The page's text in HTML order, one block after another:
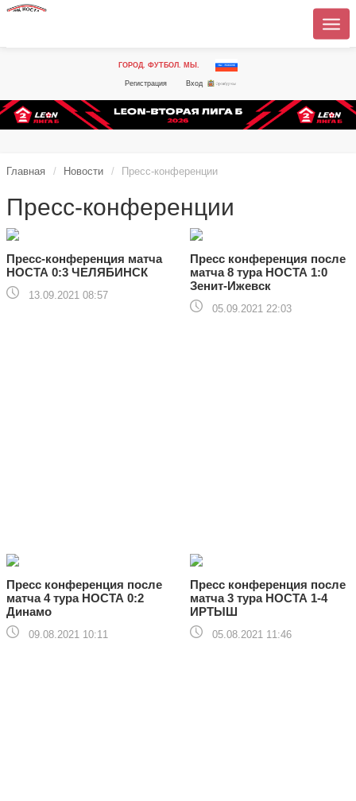
ГОРОД. ФУТБОЛ. МЫ.
Регистрация Вход
Главная Новости Пресс-конференции
Пресс-конференции
Пресс-конференция матча
НОСТА 0:3 ЧЕЛЯБИНСК
13.09.2021 08:57
Пресс конференция после
матча 8 тура НОСТА 1:0
Зенит-Ижевск
05.09.2021 22:03
Пресс конференция после
матча 4 тура НОСТА 0:2
Динамо
09.08.2021 10:11
Пресс конференция после
матча 3 тура НОСТА 1-4
ИРТЫШ
05.08.2021 11:46